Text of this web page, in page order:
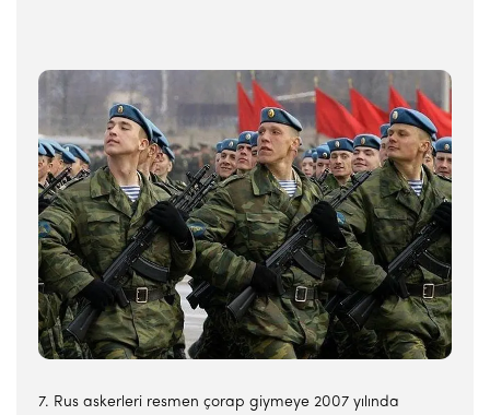
7. Rus askerleri resmen çorap giymeye 2007 yılında